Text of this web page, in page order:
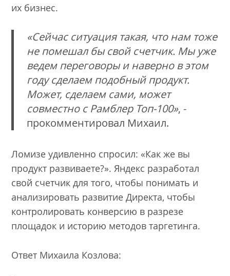
их бизнес.
«Сейчас ситуация такая, что нам тоже
не помешал бы свой счетчик. Мы уже
ведем переговоры и наверно в этом
году сделаем подобный продукт.
Может, сделаем сами, может
совместно с Рамблер Топ-100», -
прокомментировал Михаил.
Ломизе удивленно спросил: «Как же вы
продукт развиваете?». Яндекс разработал
свой счетчик для того, чтобы понимать и
анализировать развитие Директа, чтобы
контролировать конверсию в разрезе
площадок и историю методов таргетинга.
Ответ Михаила Козлова: